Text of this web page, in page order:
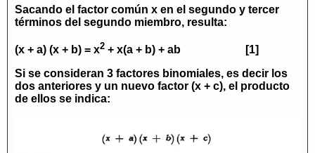
Sacando el factor común x en el segundo y tercer
términos del segundo miembro, resulta:
(x + a) (x + b) = x2 + x(a + b) + ab [1]
Si se consideran 3 factores binomiales, es decir los
dos anteriores y un nuevo factor (x + c), el producto
de ellos se indica: